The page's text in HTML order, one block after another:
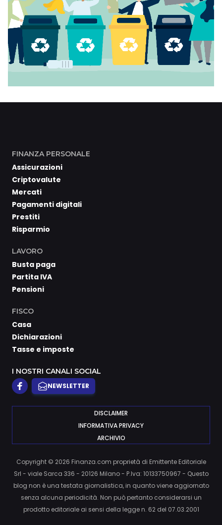
FINANZA PERSONALE
Assicurazioni
Criptovalute
Mercati
Pagamenti digitali
Prestiti
Risparmio
LAVORO
Busta paga
Partita IVA
Pensioni
FISCO
Casa
Dichiarazioni
Tasse e imposte
I NOSTRI CANALI SOCIAL
NEWSLETTER
DISCLAIMER
INFORMATIVA PRIVACY
ARCHIVIO
Copyright © 2026 Finanza.com proprietà di Emittente Editoriale
Srl - viale Sarca 336 - 20126 Milano - P.Iva: 10133750967 - Questo
blog non è una testata giornalistica, in quanto viene aggiornato
senza alcuna periodicità. Non può pertanto considerarsi un
prodotto editoriale ai sensi della legge n. 62 del 07.03.2001